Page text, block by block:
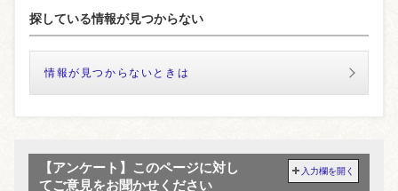
探している情報が見つからない
情報が見つからないときは
【アンケート】このページに対し
てご意見をお聞かせください
入力欄を開く